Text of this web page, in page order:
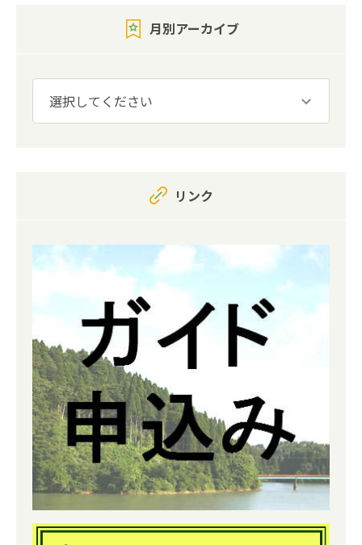
月別アーカイブ
リンク